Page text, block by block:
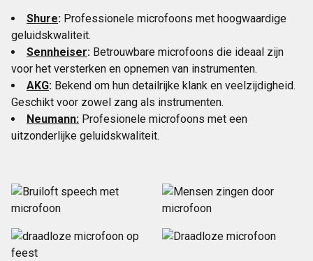
Shure: Professionele microfoons met hoogwaardige
geluidskwaliteit.
Sennheiser: Betrouwbare microfoons die ideaal zijn
voor het versterken en opnemen van instrumenten.
AKG: Bekend om hun detailrijke klank en veelzijdigheid.
Geschikt voor zowel zang als instrumenten.
Neumann: Profesionele microfoons met een
uitzonderlijke geluidskwaliteit.